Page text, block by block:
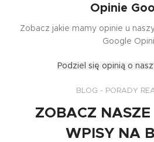
Zapewniamy szeroki zakres
usług związanych z koparko-
ładowarkami, które mogą
potrzebom budowlanym i
Opinie
Zobacz jakie mamy opinie u
Google
Podziel się opinią o
BLOG - PORADY
ZOBACZ NASZE
WPISY NA